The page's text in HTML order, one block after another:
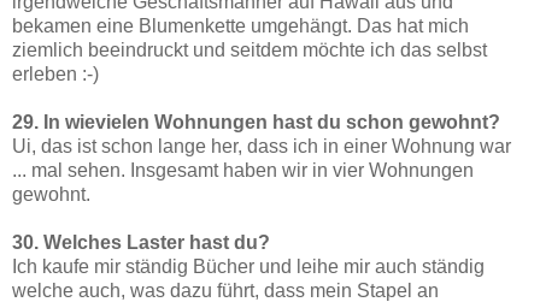
bekamen eine Blumenkette umgehängt. Das hat mich
ziemlich beeindruckt und seitdem möchte ich das selbst
erleben :-)
29. In wievielen Wohnungen hast du schon gewohnt?
Ui, das ist schon lange her, dass ich in einer Wohnung war
... mal sehen. Insgesamt haben wir in vier Wohnungen
gewohnt.
30. Welches Laster hast du?
Ich kaufe mir ständig Bücher und leihe mir auch ständig
welche auch, was dazu führt, dass mein Stapel an